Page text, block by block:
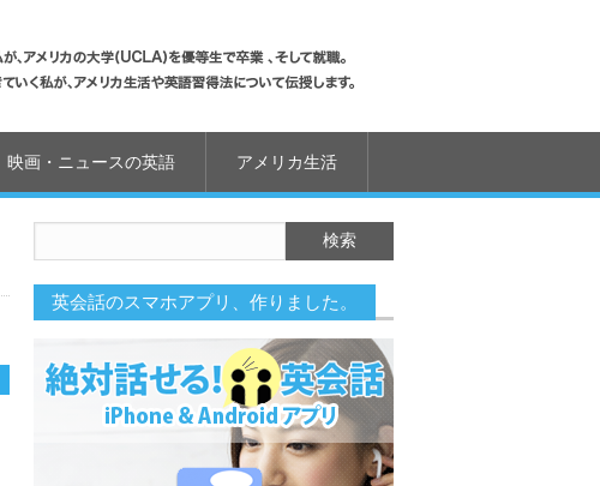
映画・ニュースの英語 アメリカ生活
英会話のスマホアプリ、作りました。